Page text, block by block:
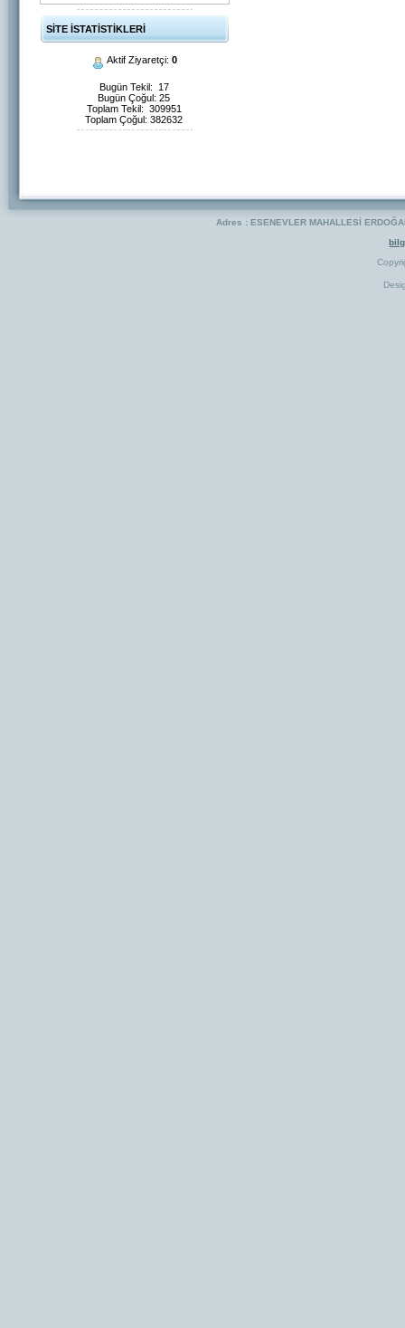
SİTE İSTATİSTİKLERİ
Aktif Ziyaretçi:0
Bugün Tekil: 17
Bugün Çoğul: 25
Toplam Tekil: 309951
Toplam Çoğul: 382632
Adres : ESENEVLER MAHALLESİ